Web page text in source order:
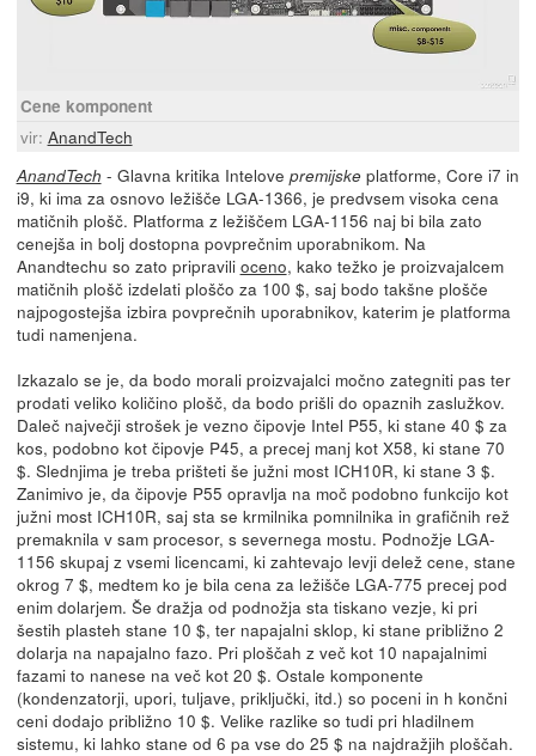
Cene komponent
vir: AnandTech
AnandTech - Glavna kritika Intelove premijskeplatforme, Core i7 in
i9, ki ima za osnovo ležišče LGA-1366, je predvsem visoka cena
matičnih plošč. Platforma z ležiščem LGA-1156 naj bi bila zato
cenejša in bolj dostopna povprečnim uporabnikom. Na
Anandtechu so zato pripravili oceno, kako težko je proizvajalcem
matičnih plošč izdelati ploščo za 100 $, saj bodo takšne plošče
najpogostejša izbira povprečnih uporabnikov, katerim je platforma
tudi namenjena.
Izkazalo se je, da bodo morali proizvajalci močno zategniti pas ter
prodati veliko količino plošč, da bodo prišli do opaznih zaslužkov.
Daleč največji strošek je vezno čipovje Intel P55, ki stane 40 $ za
kos, podobno kot čipovje P45, a precej manj kot X58, ki stane 70
$. Slednjima je treba prišteti še južni most ICH10R, ki stane 3 $.
Zanimivo je, da čipovje P55 opravlja na moč podobno funkcijo kot
južni most ICH10R, saj sta se krmilnika pomnilnika in grafičnih rež
premaknila v sam procesor, s severnega mostu. Podnožje LGA-
1156 skupaj z vsemi licencami, ki zahtevajo levji delež cene, stane
okrog 7 $, medtem ko je bila cena za ležišče LGA-775 precej pod
enim dolarjem. Še dražja od podnožja sta tiskano vezje, ki pri
šestih plasteh stane 10 $, ter napajalni sklop, ki stane približno 2
dolarja na napajalno fazo. Pri ploščah z več kot 10 napajalnimi
fazami to nanese na več kot 20 $. Ostale komponente
(kondenzatorji, upori, tuljave, priključki, itd.) so poceni in h končni
ceni dodajo približno 10 $. Velike razlike so tudi pri hladilnem
sistemu, ki lahko stane od 6 pa vse do 25 $ na najdražjih ploščah.